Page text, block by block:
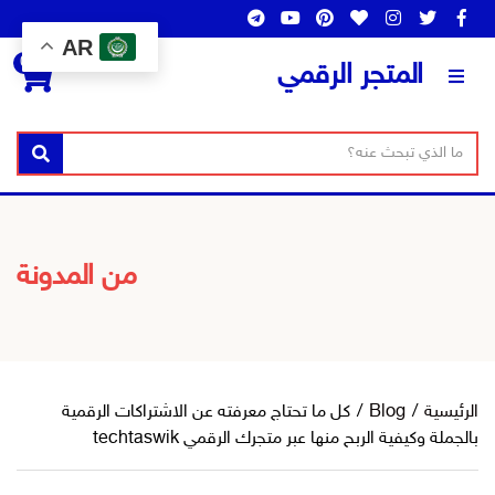
المتجر الرقمي
س
ف
ص
ا
بحث
0
من المدونة
الرئيسية /
Blog
/ كل ما تحتاج معرفته عن الاشتراكات الرقمية
بالجملة وكيفية الربح منها عبر متجرك الرقمي techtaswik
AR